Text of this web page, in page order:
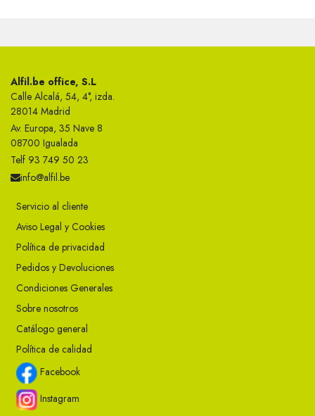
Alfil.be office, S.L
Calle Alcalá, 54, 4°, izda.
28014 Madrid
Av. Europa, 35 Nave 8
08700 Igualada
Telf 93 749 50 23
info@alfil.be
Servicio al cliente
Aviso Legal y Cookies
Política de privacidad
Pedidos y Devoluciones
Condiciones Generales
Sobre nosotros
Catálogo general
Política de calidad
Facebook
Instagram